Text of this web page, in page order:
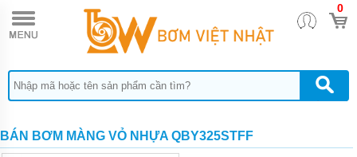
0
TRANG
CHỦ
DÙNG
KHÍ
NÉN
BƠM
DÙNG
BÁN BƠM MÀNG VỎ NHỰA QBY325STFF